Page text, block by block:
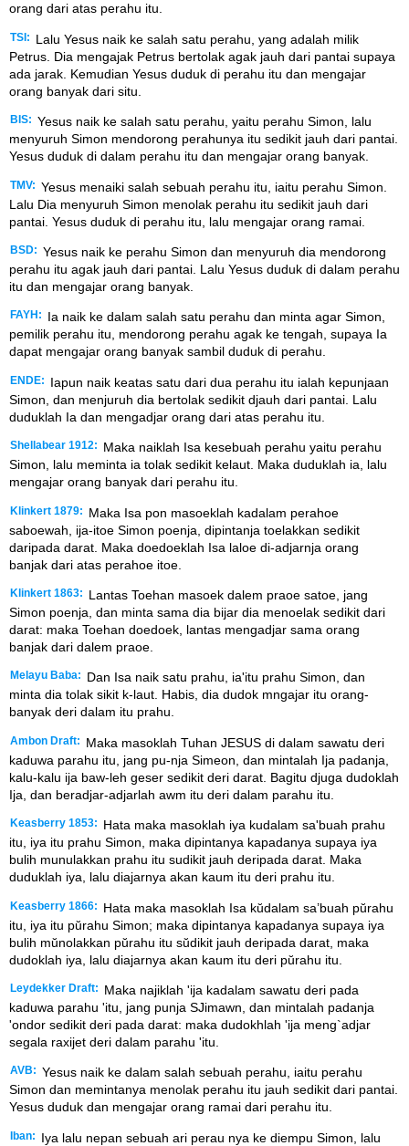
orang dari atas perahu itu.
TSI:
Lalu Yesus naik ke salah satu perahu, yang adalah milik
Petrus. Dia mengajak Petrus bertolak agak jauh dari pantai supaya
ada jarak. Kemudian Yesus duduk di perahu itu dan mengajar
orang banyak dari situ.
BIS: Yesus naik ke salah satu perahu, yaitu perahu Simon, lalu
menyuruh Simon mendorong perahunya itu sedikit jauh dari pantai.
Yesus duduk di dalam perahu itu dan mengajar orang banyak.
TMV: Yesus menaiki salah sebuah perahu itu, iaitu perahu Simon.
Lalu Dia menyuruh Simon menolak perahu itu sedikit jauh dari
pantai. Yesus duduk di perahu itu, lalu mengajar orang ramai.
BSD: Yesus naik ke perahu Simon dan menyuruh dia mendorong
perahu itu agak jauh dari pantai. Lalu Yesus duduk di dalam perahu
itu dan mengajar orang banyak.
FAYH:
Ia naik ke dalam salah satu perahu dan minta agar Simon,
pemilik perahu itu, mendorong perahu agak ke tengah, supaya Ia
dapat mengajar orang banyak sambil duduk di perahu.
ENDE:
Iapun naik keatas satu dari dua perahu itu ialah kepunjaan
Simon, dan menjuruh dia bertolak sedikit djauh dari pantai. Lalu
duduklah Ia dan mengadjar orang dari atas perahu itu.
Shellabear 1912:
Maka naiklah Isa kesebuah perahu yaitu perahu
Simon, lalu meminta ia tolak sedikit kelaut. Maka duduklah ia, lalu
mengajar orang banyak dari perahu itu.
Klinkert 1879:
Maka Isa pon masoeklah kadalam perahoe
saboewah, ija-itoe Simon poenja, dipintanja toelakkan sedikit
daripada darat. Maka doedoeklah Isa laloe di-adjarnja orang
banjak dari atas perahoe itoe.
Klinkert 1863:
Lantas Toehan masoek dalem praoe satoe, jang
Simon poenja, dan minta sama dia bijar dia menoelak sedikit dari
darat: maka Toehan doedoek, lantas mengadjar sama orang
banjak dari dalem praoe.
Melayu Baba:
Dan Isa naik satu prahu, ia'itu prahu Simon, dan
minta dia tolak sikit k-laut. Habis, dia dudok mngajar itu orang-
banyak deri dalam itu prahu.
Ambon Draft:
Maka masoklah Tuhan JESUS di dalam sawatu deri
kaduwa parahu itu, jang pu-nja Simeon, dan mintalah Ija padanja,
kalu-kalu ija baw-leh geser sedikit deri darat. Bagitu djuga dudoklah
Ija, dan beradjar-adjarlah awm itu deri dalam parahu itu.
Keasberry 1853:
Hata maka masoklah iya kudalam sa'buah prahu
itu, iya itu prahu Simon, maka dipintanya kapadanya supaya iya
bulih munulakkan prahu itu sudikit jauh deripada darat. Maka
duduklah iya, lalu diajarnya akan kaum itu deri prahu itu.
Keasberry 1866:
Hata maka masoklah Isa kŭdalam sa’buah pŭrahu
itu, iya itu pŭrahu Simon; maka dipintanya kapadanya supaya iya
bulih mŭnolakkan pŭrahu itu sŭdikit jauh deripada darat, maka
dudoklah iya, lalu diajarnya akan kaum itu deri pŭrahu itu.
Leydekker Draft:
Maka najiklah 'ija kadalam sawatu deri pada
kaduwa parahu 'itu, jang punja SJimawn, dan mintalah padanja
'ondor sedikit deri pada darat: maka dudokhlah 'ija meng`adjar
segala raxijet deri dalam parahu 'itu.
AVB: Yesus naik ke dalam salah sebuah perahu, iaitu perahu
Simon dan memintanya menolak perahu itu jauh sedikit dari pantai.
Yesus duduk dan mengajar orang ramai dari perahu itu.
Iban:
Iya lalu nepan sebuah ari perau nya ke diempu Simon, lalu